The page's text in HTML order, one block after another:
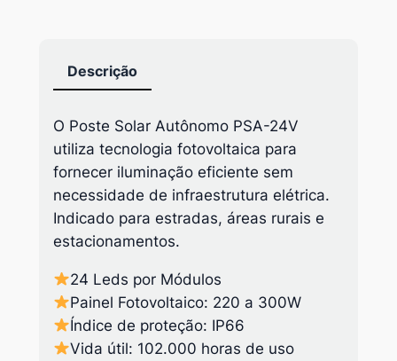
Descrição
O Poste Solar Autônomo PSA-24V
utiliza tecnologia fotovoltaica para
fornecer iluminação eficiente sem
necessidade de infraestrutura elétrica.
Indicado para estradas, áreas rurais e
estacionamentos.
24 Leds por Módulos
Painel Fotovoltaico: 220 a 300W
Índice de proteção: IP66
Vida útil: 102.000 horas de uso